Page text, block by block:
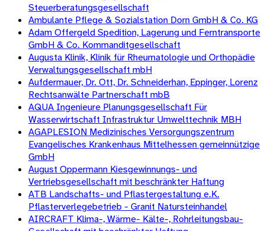
Steuerberatungsgesellschaft
Ambulante Pflege & Sozialstation Dorn GmbH & Co. KG
Adam Offergeld Spedition, Lagerung und Ferntransporte
GmbH & Co. Kommanditgesellschaft
Augusta Klinik, Klinik für Rheumatologie und Orthopädie
Verwaltungsgesellschaft mbH
Aufdermauer, Dr. Ott, Dr. Schneiderhan, Eppinger, Lorenz
Rechtsanwälte Partnerschaft mbB
AQUA Ingenieure Planungsgesellschaft Für
Wasserwirtschaft Infrastruktur Umwelttechnik MBH
AGAPLESION Medizinisches Versorgungszentrum
Evangelisches Krankenhaus Mittelhessen gemeinnützige
GmbH
August Oppermann Kiesgewinnungs- und
Vertriebsgesellschaft mit beschränkter Haftung
ATB Landschafts- und Pflastergestaltung e.K.
Pflasterverlegebetrieb - Granit Natursteinhandel
AIRCRAFT Klima-, Wärme- Kälte-, Rohrleitungsbau-